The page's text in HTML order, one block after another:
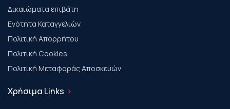
Δικαιώματα επιβάτη
Ενότητα Καταγγελιών
Πολιτική Απορρήτου
Πολιτική Cookies
Πολιτική Μεταφοράς Αποσκευών
Χρήσιμα Links